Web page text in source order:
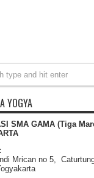
YOGYA
SMA GAMA (Tiga
Mrican no 5,